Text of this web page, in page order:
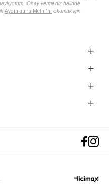
Onay vermeniz halinde
Aydınlatma Metni'ni okumak için